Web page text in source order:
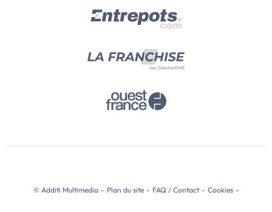
© Additi Multimedia - Plan du site - FAQ / Contact - Cookies -